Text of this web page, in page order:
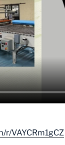
VAYCRm1gCZ